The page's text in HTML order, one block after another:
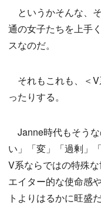
というかそんな、
通の女子たちを上手
スなのだ。
それもこれも、＜
ったりする。
Janne時代もそう
い」「変」「過剰」
V系ならではの特殊
エイター的な使命感
トよりはるかに旺盛だ